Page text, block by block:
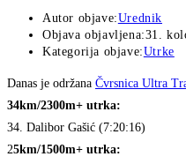
Autor objave:Urednik
Objava objavljena:31.
Kategorija objave:Utrke
Danas je održana Čvrsnica Ultra
34km/2300m+ utrka:
34. Dalibor Gašić (7:20:16)
25km/1500m+ utrka: